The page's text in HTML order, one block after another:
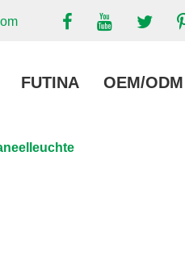
FUTINA OEM/ODM